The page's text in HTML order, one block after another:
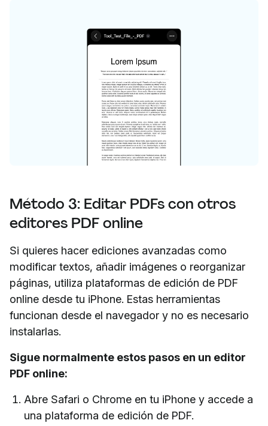
Método 3: Editar PDFs con otros
editores PDF online
Si quieres hacer ediciones avanzadas como
modificar textos, añadir imágenes o reorganizar
páginas, utiliza plataformas de edición de PDF
online desde tu iPhone. Estas herramientas
funcionan desde el navegador y no es necesario
instalarlas.
Sigue normalmente estos pasos en un editor
PDF online:
Abre Safari o Chrome en tu iPhone y accede a
una plataforma de edición de PDF.